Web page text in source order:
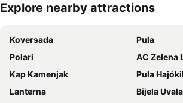
Nagy méretű térkép
Explore nearby attractions
Koversada
Pula
Polari
AC Zelena
Kap Kamenjak
Pula
Lanterna
Bijela Uvala